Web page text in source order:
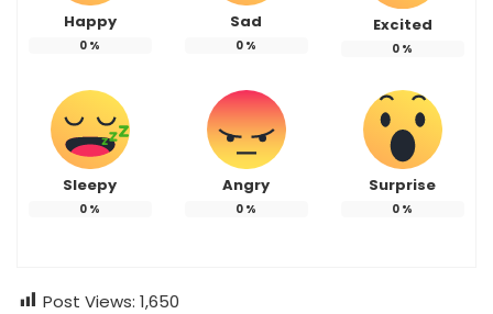
Happy
0 %
Sad
0 %
Excited
0 %
Sleepy
0 %
Angry
0 %
Surprise
0 %
Post Views: 1,650